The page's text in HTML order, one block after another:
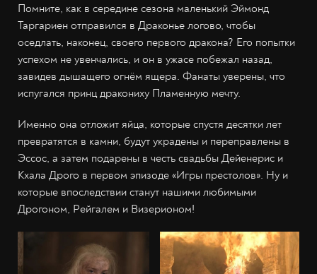
Помните, как в середине сезона маленький Эймонд
Таргариен отправился в Драконье логово, чтобы
оседлать, наконец, своего первого дракона? Его попытки
успехом не увенчались, и он в ужасе побежал назад,
завидев дышащего огнём ящера. Фанаты уверены, что
испугался принц дракониху Пламенную мечту.
Именно она отложит яйца, которые спустя десятки лет
превратятся в камни, будут украдены и переправлены в
Эссос, а затем подарены в честь свадьбы Дейенерис и
Кхала Дрого в первом эпизоде «Игры престолов». Ну и
которые впоследствии станут нашими любимыми
Дрогоном, Рейгалем и Визерионом!